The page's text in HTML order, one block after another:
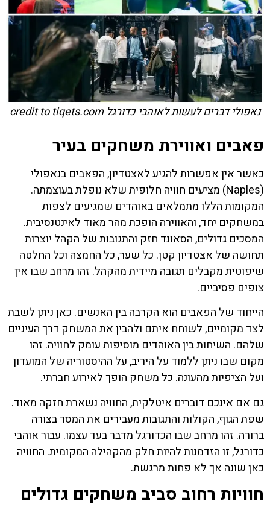
נאפולי דברים לעשות לאוהבי כדורגל credit to tiqets.com
פאבים ואווירת משחקים בעיר
כאשר אין אפשרות להגיע לאצטדיון, הפאבים בנאפולי
(Naples) מציעים חוויה חלופית שלא נופלת בעוצמתה.
המקומות הללו מתמלאים באוהדים שמגיעים לצפות
במשחקים יחד, והאווירה הופכת מהר מאוד לאינטנסיבית.
המסכים גדולים, הסאונד חזק והתגובות של הקהל יוצרות
תחושה של אצטדיון קטן. כל שער, כל החמצה וכל החלטה
שיפוטית מקבלים תגובה מיידית מהקהל. זהו מרחב שבו אין
צופים פסיביים.
הייחוד של הפאבים הוא הקרבה בין האנשים. כאן ניתן לשבת
לצד מקומיים, לשוחח איתם ולהבין את המשחק דרך העיניים
שלהם. השיחות בין האוהדים מוסיפות עומק לחוויה. זהו
מקום שבו ניתן ללמוד על היריב, על ההיסטוריה של המועדון
ועל הציפיות מהעונה. כל משחק הופך לאירוע חברתי.
גם אם אינכם דוברים איטלקית, החוויה נשארת חזקה מאוד.
שפת הגוף, הקולות והתגובות מעבירים את המסר בצורה
ברורה. זהו מרחב שבו הכדורגל מדבר בעד עצמו. עבור אוהבי
כדורגל, זו הזדמנות להיות חלק מהקהילה המקומית. החוויה
כאן שונה אך לא פחות מרגשת.
חוויות רחוב סביב משחקים גדולים